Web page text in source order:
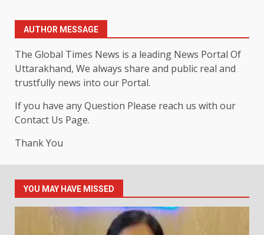
AUTHOR MESSAGE
The Global Times News is a leading News Portal Of
Uttarakhand, We always share and public real and
trustfully news into our Portal.
If you have any Question Please reach us with our
Contact Us Page.
Thank You
YOU MAY HAVE MISSED